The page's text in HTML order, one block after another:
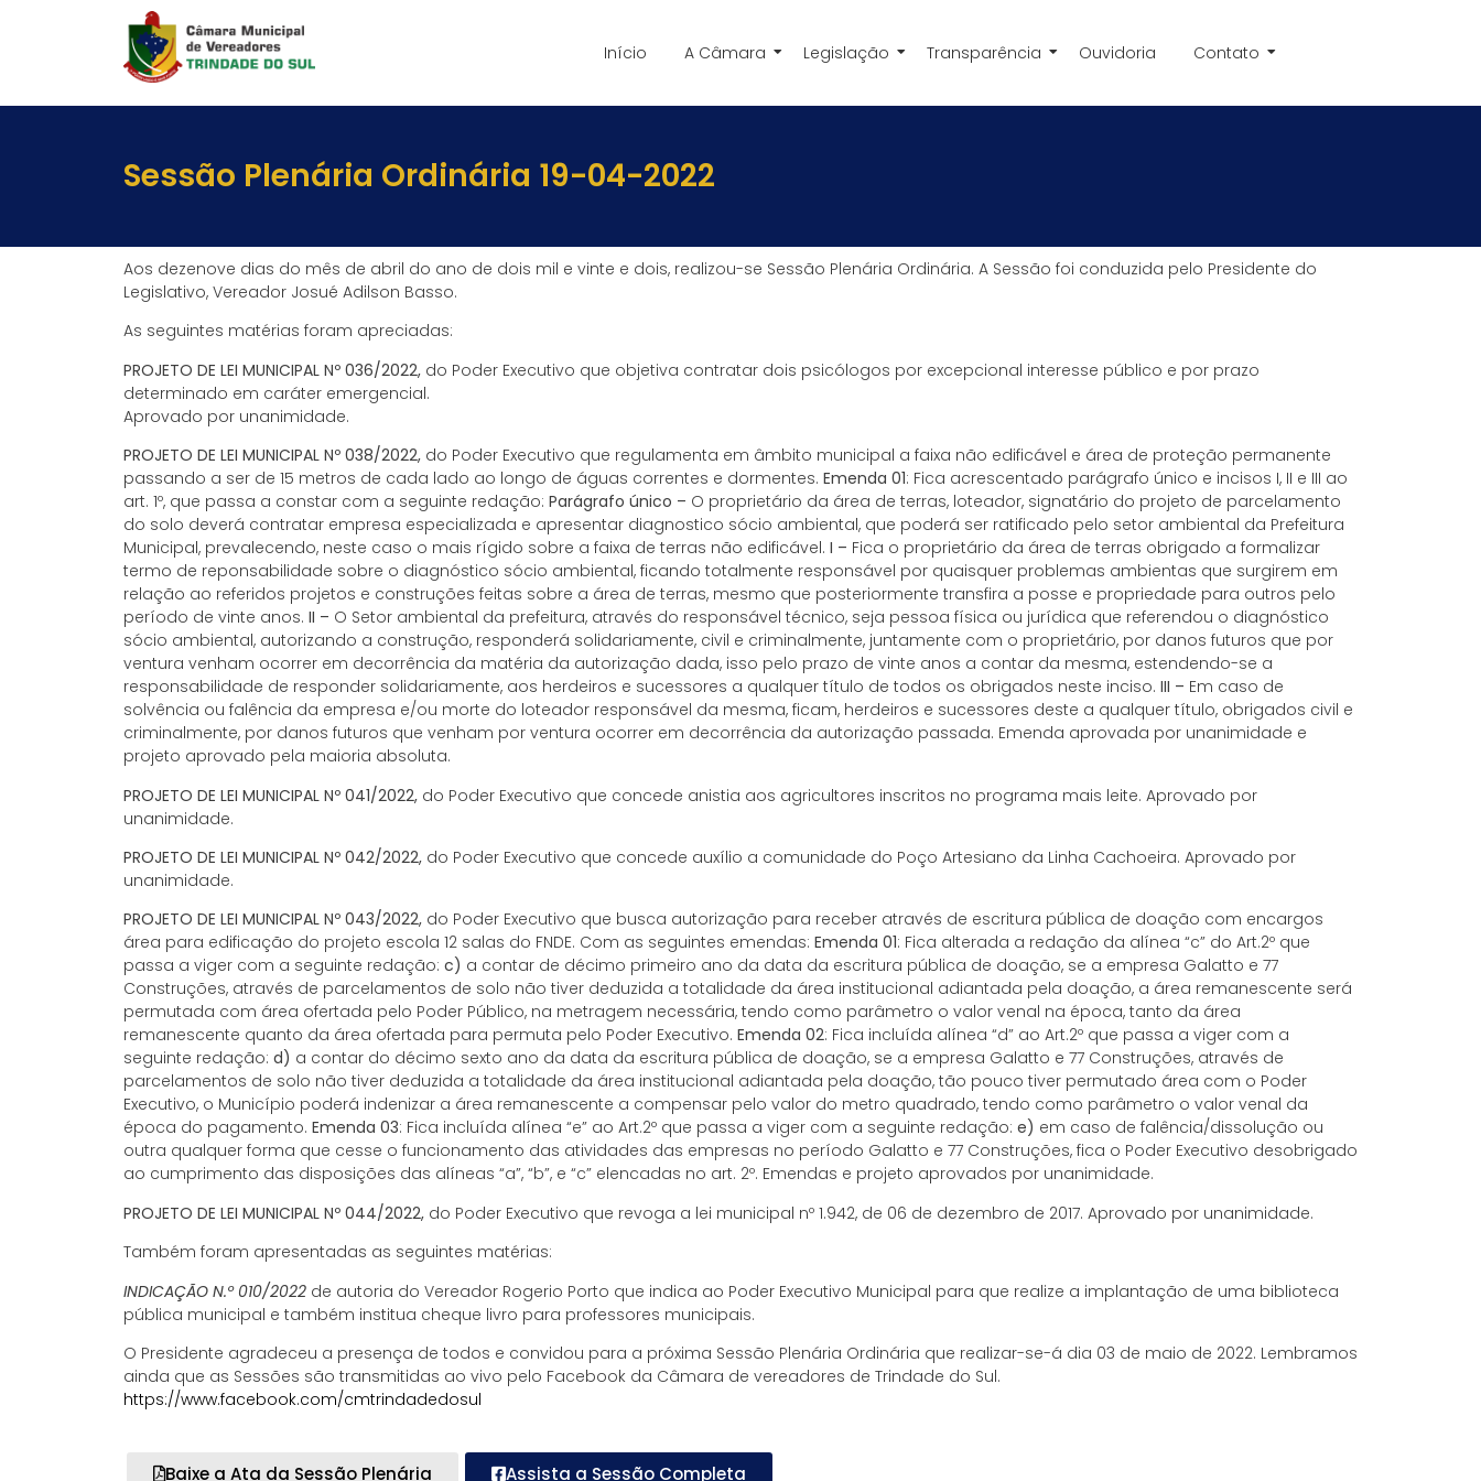
Início A Câmara Legislação Transparência Ouvidoria Contato
Sessão Plenária Ordinária 19-04-2022
Aos dezenove dias do mês de abril do ano de dois mil e vinte e dois, realizou-se Sessão Plenária Ordinária. A Sessão foi conduzida pelo Presidente do
Legislativo, Vereador Josué Adilson Basso.
As seguintes matérias foram apreciadas:
PROJETO DE LEI MUNICIPAL Nº 036/2022, do Poder Executivo que objetiva contratar dois psicólogos por excepcional interesse público e por prazo
determinado em caráter emergencial.
Aprovado por unanimidade.
PROJETO DE LEI MUNICIPAL Nº 038/2022, do Poder Executivo que regulamenta em âmbito municipal a faixa não edificável e área de proteção permanente
passando a ser de 15 metros de cada lado ao longo de águas correntes e dormentes. Emenda 01: Fica acrescentado parágrafo único e incisos I, II e III ao
art. 1º, que passa a constar com a seguinte redação: Parágrafo único – O proprietário da área de terras, loteador, signatário do projeto de parcelamento
do solo deverá contratar empresa especializada e apresentar diagnostico sócio ambiental, que poderá ser ratificado pelo setor ambiental da Prefeitura
Municipal, prevalecendo, neste caso o mais rígido sobre a faixa de terras não edificável. I – Fica o proprietário da área de terras obrigado a formalizar
termo de reponsabilidade sobre o diagnóstico sócio ambiental, ficando totalmente responsável por quaisquer problemas ambientas que surgirem em
relação ao referidos projetos e construções feitas sobre a área de terras, mesmo que posteriormente transfira a posse e propriedade para outros pelo
período de vinte anos. II – O Setor ambiental da prefeitura, através do responsável técnico, seja pessoa física ou jurídica que referendou o diagnóstico
sócio ambiental, autorizando a construção, responderá solidariamente, civil e criminalmente, juntamente com o proprietário, por danos futuros que por
ventura venham ocorrer em decorrência da matéria da autorização dada, isso pelo prazo de vinte anos a contar da mesma, estendendo-se a
responsabilidade de responder solidariamente, aos herdeiros e sucessores a qualquer título de todos os obrigados neste inciso. III – Em caso de
solvência ou falência da empresa e/ou morte do loteador responsável da mesma, ficam, herdeiros e sucessores deste a qualquer título, obrigados civil e
criminalmente, por danos futuros que venham por ventura ocorrer em decorrência da autorização passada. Emenda aprovada por unanimidade e
projeto aprovado pela maioria absoluta.
PROJETO DE LEI MUNICIPAL Nº 041/2022, do Poder Executivo que concede anistia aos agricultores inscritos no programa mais leite. Aprovado por
unanimidade.
PROJETO DE LEI MUNICIPAL Nº 042/2022, do Poder Executivo que concede auxílio a comunidade do Poço Artesiano da Linha Cachoeira. Aprovado por
unanimidade.
PROJETO DE LEI MUNICIPAL Nº 043/2022, do Poder Executivo que busca autorização para receber através de escritura pública de doação com encargos
área para edificação do projeto escola 12 salas do FNDE. Com as seguintes emendas: Emenda 01: Fica alterada a redação da alínea “c” do Art.2º que
passa a viger com a seguinte redação: c) a contar de décimo primeiro ano da data da escritura pública de doação, se a empresa Galatto e 77
Construções, através de parcelamentos de solo não tiver deduzida a totalidade da área institucional adiantada pela doação, a área remanescente será
permutada com área ofertada pelo Poder Público, na metragem necessária, tendo como parâmetro o valor venal na época, tanto da área
remanescente quanto da área ofertada para permuta pelo Poder Executivo. Emenda 02: Fica incluída alínea “d” ao Art.2º que passa a viger com a
seguinte redação: d) a contar do décimo sexto ano da data da escritura pública de doação, se a empresa Galatto e 77 Construções, através de
parcelamentos de solo não tiver deduzida a totalidade da área institucional adiantada pela doação, tão pouco tiver permutado área com o Poder
Executivo, o Município poderá indenizar a área remanescente a compensar pelo valor do metro quadrado, tendo como parâmetro o valor venal da
época do pagamento. Emenda 03: Fica incluída alínea “e” ao Art.2º que passa a viger com a seguinte redação: e) em caso de falência/dissolução ou
outra qualquer forma que cesse o funcionamento das atividades das empresas no período Galatto e 77 Construções, fica o Poder Executivo desobrigado
ao cumprimento das disposições das alíneas “a”, “b”, e “c” elencadas no art. 2º. Emendas e projeto aprovados por unanimidade.
PROJETO DE LEI MUNICIPAL Nº 044/2022, do Poder Executivo que revoga a lei municipal nº 1.942, de 06 de dezembro de 2017. Aprovado por unanimidade.
Também foram apresentadas as seguintes matérias:
INDICAÇÃO N.º 010/2022 de autoria do Vereador Rogerio Porto que indica ao Poder Executivo Municipal para que realize a implantação de uma biblioteca
pública municipal e também institua cheque livro para professores municipais.
O Presidente agradeceu a presença de todos e convidou para a próxima Sessão Plenária Ordinária que realizar-se-á dia 03 de maio de 2022. Lembramos
ainda que as Sessões são transmitidas ao vivo pelo Facebook da Câmara de vereadores de Trindade do Sul.
https://www.facebook.com/cmtrindadedosul
Baixe a Ata da Sessão Plenária Assista a Sessão Completa